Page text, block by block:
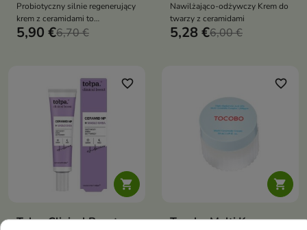
Probiotyczny silnie regenerujący
krem z ceramidami to
wielowymiarowa pielęgnacja
5,90 €6,70 €
Nawilżająco-odżywczy Krem do
twarzy z ceramidami
5,28 €6,00 €

favorite_border
Tołpa Clinical Boost

favorite_border
Tocobo Multi Krem